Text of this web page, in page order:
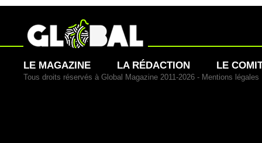
LE MAGAZINE LA RÉDACTION LE
Tous droits réservés à Global Magazine 2011-2026 - Mentions légales